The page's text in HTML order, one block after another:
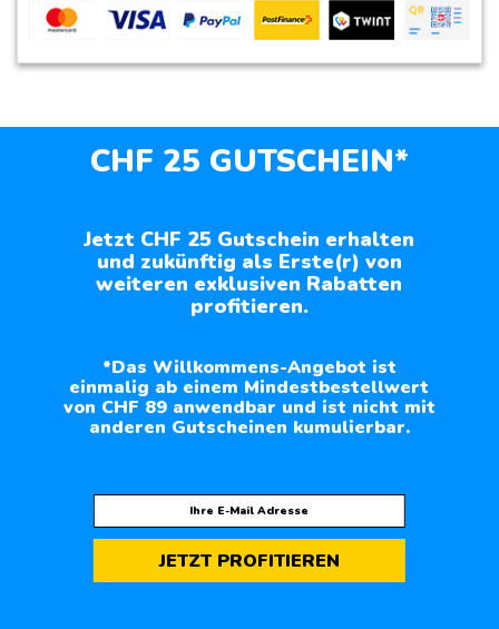
CHF 25 GUTSCHEIN*
Jetzt CHF 25 Gutschein erhalten
und zukünftig als Erste(r) von
weiteren exklusiven Rabatten
profitieren.
*Das Willkommens-Angebot ist
einmalig ab einem Mindestbestellwert
von CHF 89 anwendbar und ist nicht mit
anderen Gutscheinen kumulierbar.
JETZT PROFITIEREN